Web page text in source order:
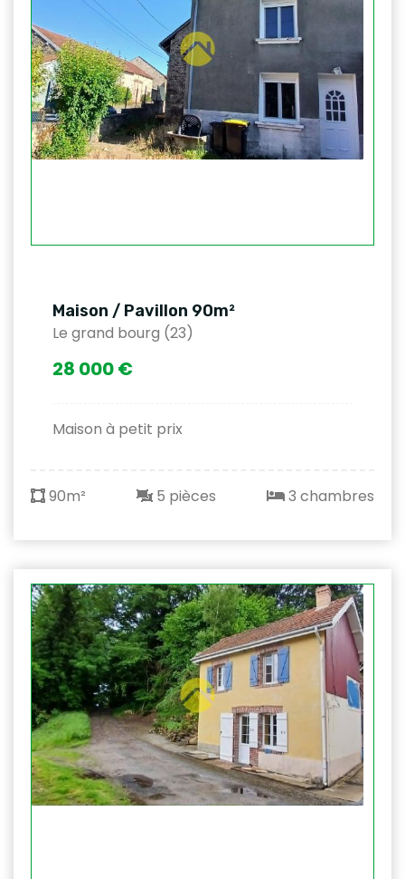
Maison / Pavillon 90m²
Le grand bourg (23)
28 000 €
Maison à petit prix
90m² 5 pièces 3 chambres